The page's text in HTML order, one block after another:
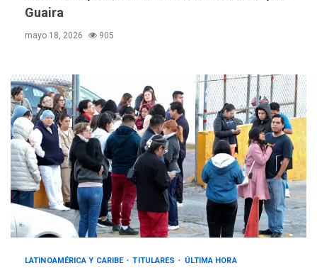
Guaira
mayo 18, 2026 905
LATINOAMÉRICA Y CARIBE TITULARES ÚLTIMA HORA